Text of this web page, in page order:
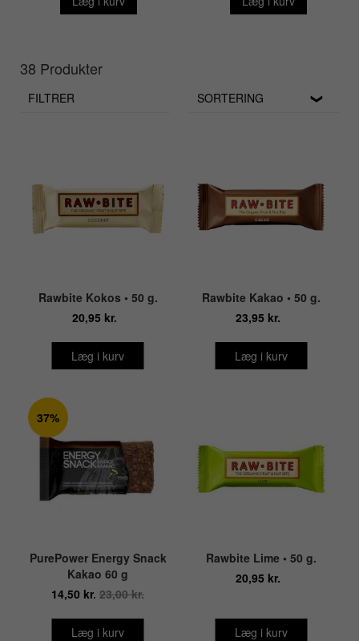
38 Produkter
FILTRER SORTERING
Rawbite Kokos • 50 g.
20,95 kr.
Læg i kurv
Rawbite Kakao • 50 g.
23,95 kr.
Læg i kurv
37%
PurePower Energy Snack
Kakao 60 g
14,50 kr. 23,00 kr.
Læg i kurv
Rawbite Lime • 50 g.
20,95 kr.
Læg i kurv